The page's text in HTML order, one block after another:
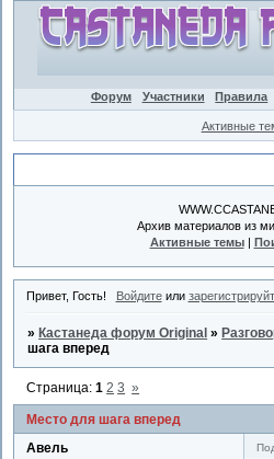
Форум Участники Правила
Активные
Архив материалов из
Активные темы|
Привет, Гость! Войдитеили
» Кастанеда форум Original »
шага вперед
Место для шага вперед
Страница:1 2 3 »
Авель